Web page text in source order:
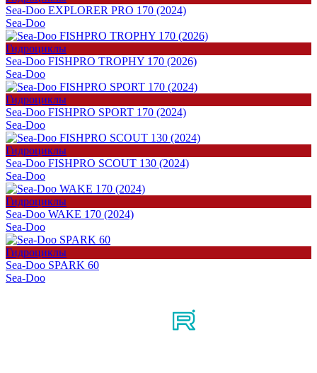
Sea-Doo EXPLORER PRO 170 (2024)
Sea-Doo
Гидроциклы
Sea-Doo FISHPRO TROPHY 170 (2026)
Sea-Doo
Гидроциклы
Sea-Doo FISHPRO SPORT 170 (2024)
Sea-Doo
Гидроциклы
Sea-Doo FISHPRO SCOUT 130 (2024)
Sea-Doo
Гидроциклы
Sea-Doo WAKE 170 (2024)
Sea-Doo
Гидроциклы
Sea-Doo SPARK 60
Sea-Doo